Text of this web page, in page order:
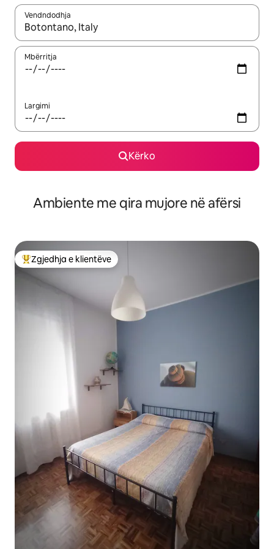
Vendndodhja
Kur rezultatet të jenë të disponueshme, lëviz me butonat e
Mbërritja
Largimi
Kërko
Ambiente me qira mujore në afërsi
Më të mirat e zgjedhjeve të klientëve
Zgjedhja e klientëve